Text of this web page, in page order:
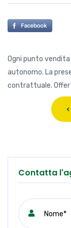
Ogni punto
autonomo. La
contrattuale.
Contatta